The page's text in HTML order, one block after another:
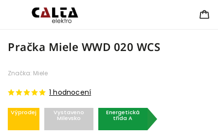
Pračka Miele WWD 020 WCS
Výprodej Vystaveno
Milevsko
Energetická
třída A
1 hodnocení
Značka: Miele